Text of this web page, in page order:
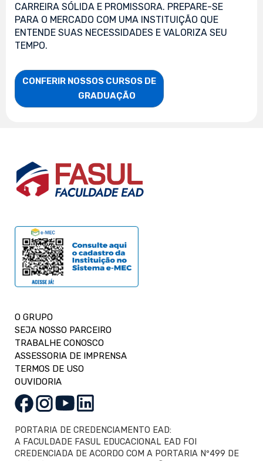
CARREIRA SÓLIDA E PROMISSORA. PREPARE-SE
PARA O MERCADO COM UMA INSTITUIÇÃO QUE
ENTENDE SUAS NECESSIDADES E VALORIZA SEU
TEMPO.
CONFERIR NOSSOS CURSOS DE
                    GRADUAÇÃO
O GRUPO
SEJA NOSSO PARCEIRO
TRABALHE CONOSCO
ASSESSORIA DE IMPRENSA
TERMOS DE USO
OUVIDORIA
PORTARIA DE CREDENCIAMENTO EAD:
A FACULDADE FASUL EDUCACIONAL EAD FOI
CREDENCIADA DE ACORDO COM A PORTARIA Nº499 DE